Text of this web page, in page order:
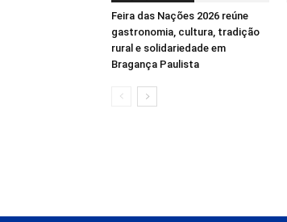
Feira das Nações 2026 reúne
gastronomia, cultura, tradição
rural e solidariedade em
Bragança Paulista